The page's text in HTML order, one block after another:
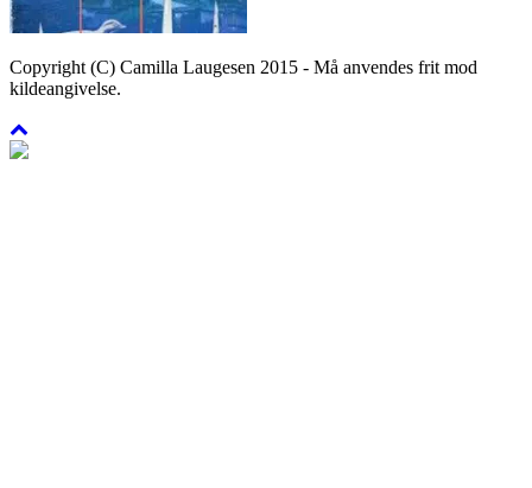
Copyright (C) Camilla Laugesen 2015 - Må anvendes frit mod
kildeangivelse.